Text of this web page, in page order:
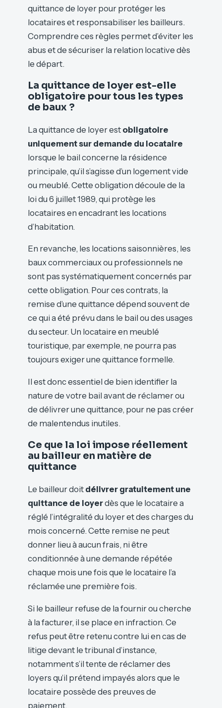
quittance de loyer pour protéger les
locataires et responsabiliser les bailleurs.
Comprendre ces règles permet d’éviter les
abus et de sécuriser la relation locative dès
le départ.
La quittance de loyer est-elle
obligatoire pour tous les types
de baux ?
La quittance de loyer est obligatoire
uniquement sur demande du locataire
lorsque le bail concerne la résidence
principale, qu’il s’agisse d’un logement vide
ou meublé. Cette obligation découle de la
loi du 6 juillet 1989, qui protège les
locataires en encadrant les locations
d’habitation.
En revanche, les locations saisonnières, les
baux commerciaux ou professionnels ne
sont pas systématiquement concernés par
cette obligation. Pour ces contrats, la
remise d’une quittance dépend souvent de
ce qui a été prévu dans le bail ou des usages
du secteur. Un locataire en meublé
touristique, par exemple, ne pourra pas
toujours exiger une quittance formelle.
Il est donc essentiel de bien identifier la
nature de votre bail avant de réclamer ou
de délivrer une quittance, pour ne pas créer
de malentendus inutiles.
Ce que la loi impose réellement
au bailleur en matière de
quittance
Le bailleur doit délivrer gratuitement une
quittance de loyerdès que le locataire a
réglé l’intégralité du loyer et des charges du
mois concerné. Cette remise ne peut
donner lieu à aucun frais, ni être
conditionnée à une demande répétée
chaque mois une fois que le locataire l’a
réclamée une première fois.
Si le bailleur refuse de la fournir ou cherche
à la facturer, il se place en infraction. Ce
refus peut être retenu contre lui en cas de
litige devant le tribunal d’instance,
notamment s’il tente de réclamer des
loyers qu’il prétend impayés alors que le
locataire possède des preuves de
paiement.